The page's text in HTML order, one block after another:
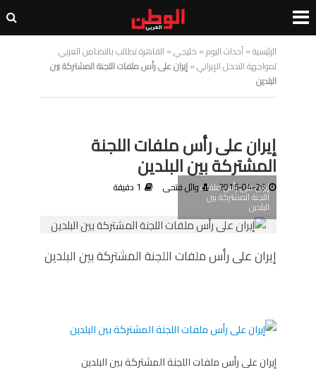
الرئيسية»أحداث اليوم» خليجي» القاهرة تطالب بالتضامن العربي
لمواجهة التدخل الإيراني»إيران على رأس ملفات اللجنة المشتركة بين
البلدين
إيران على رأس ملفات اللجنة
المشتركة بين البلدين
2016-04-26 وائل فتحى 1 دقيقة إيران على رأس ملفات
اللجنة المشتركة بين
البلدين
إيران على رأس ملفات اللجنة المشتركة بين البلدين
إيران على رأس ملفات اللجنة المشتركة بين البلدين